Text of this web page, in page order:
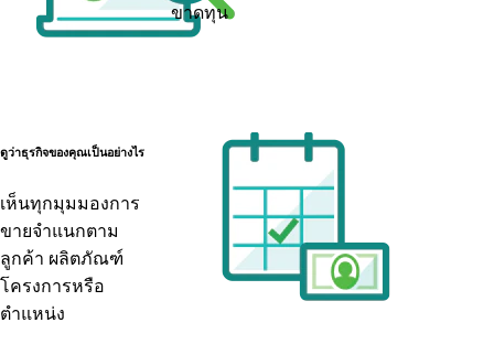
ดูว่าธุรกิจของคุณเป็นอย่างไร
เห็นทุกมุมมองการ
ขายจำแนกตาม
ลูกค้า ผลิตภัณฑ์
โครงการหรือ
ตำแหน่ง
ขาดทุน